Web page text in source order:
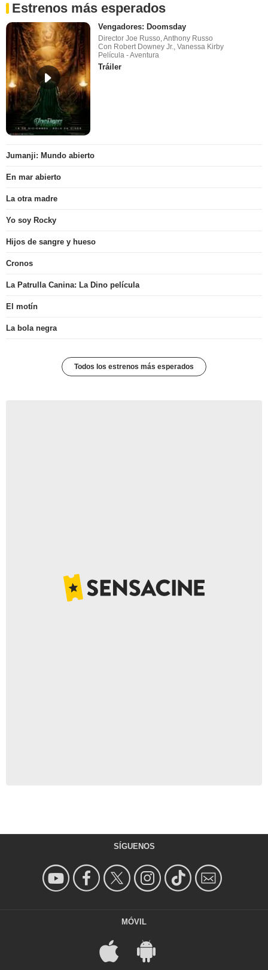
Estrenos más esperados
Vengadores: Doomsday
Director Joe Russo, Anthony Russo
Con Robert Downey Jr., Vanessa Kirby
Película - Aventura
Tráiler
Jumanji: Mundo abierto
En mar abierto
La otra madre
Yo soy Rocky
Hijos de sangre y hueso
Cronos
La Patrulla Canina: La Dino película
El motín
La bola negra
Todos los estrenos más esperados
SÍGUENOS
MÓVIL